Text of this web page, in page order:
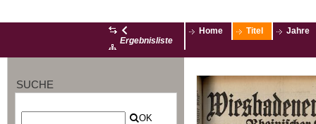
Ergebnisliste
Home Titel Jahre
SUCHE
OK